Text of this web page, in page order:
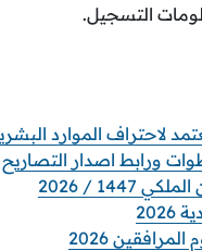
التسجيل.
/ 2026
2026